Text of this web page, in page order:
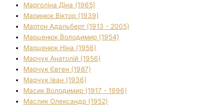
Марголіна Діна (1965)
Маринюк Віктор (1939)
Мартон Адальберт (1913 - 2005)
Марценюк Володимир (1954)
Марценюк Ніна (1956)
Марчук Анатолій (1956)
Марчук Євген (1987)
Марчук Іван (1936)
Масик Володимир (1917 - 1996)
Маслик Олександр (1952)